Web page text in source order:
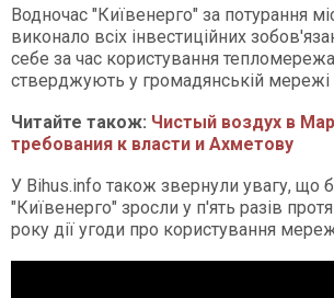
Водночас "Київенерго" за потурання
виконало всіх інвестиційних
себе за час користування
стверджують у громадянській мережі
Читайте також: Чистый воздух в
требования к власти и Ахметову
У Bihus.info також звернули увагу, що
"Київенерго" зросли у п'ять разів
року дії угоди про користування